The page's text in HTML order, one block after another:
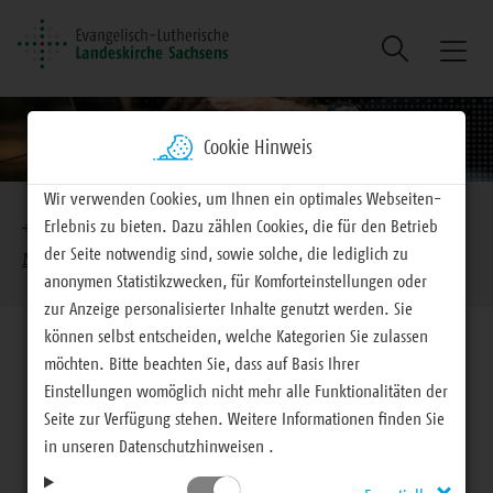
Suche
Brotkrumennavigation
EVLKS - engagiert
Mitteilungen
Mitteilungen für Haupt- und Ehrenamtliche
Mitteilungen für Haupt- und Ehrenamtliche
Cookie Hinweis
Wir verwenden Cookies, um Ihnen ein optimales Webseiten-
Erlebnis zu bieten. Dazu zählen Cookies, die für den Betrieb
der Seite notwendig sind, sowie solche, die lediglich zu
anonymen Statistikzwecken, für Komforteinstellungen oder
zur Anzeige personalisierter Inhalte genutzt werden. Sie
können selbst entscheiden, welche Kategorien Sie zulassen
möchten. Bitte beachten Sie, dass auf Basis Ihrer
Einstellungen womöglich nicht mehr alle Funktionalitäten der
Seite zur Verfügung stehen. Weitere Informationen finden Sie
in unseren Datenschutzhinweisen .